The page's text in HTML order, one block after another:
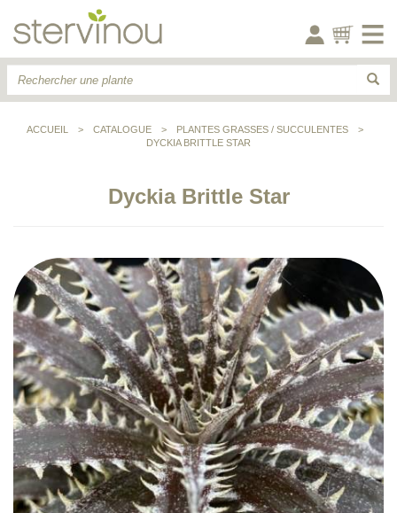
ACCUEIL > CATALOGUE > PLANTES GRASSES / SUCCULENTES
>
DYCKIA BRITTLE STAR
Dyckia Brittle Star